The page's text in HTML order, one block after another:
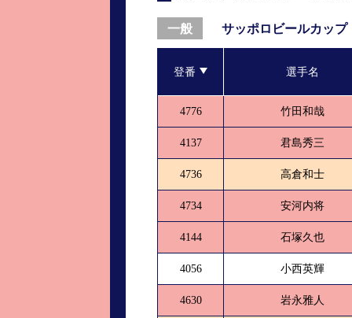
全国進入コース別選手成績 スター候補選手＆
ムービー集
一般 サッポロビールカップ
登番 選手名
4776 竹田和哉
4137 君島秀三
4736 高倉和士
4734 安河内将
4144 石塚久也
4056 小西英輝
4630 岩永雅人